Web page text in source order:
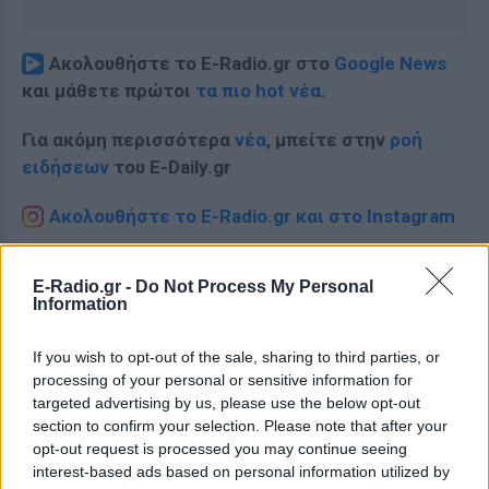
E-Radio.gr - Do Not Process My Personal
Information
If you wish to opt-out of the sale, sharing to third parties, or
processing of your personal or sensitive information for
targeted advertising by us, please use the below opt-out
section to confirm your selection. Please note that after your
opt-out request is processed you may continue seeing
interest-based ads based on personal information utilized by
Ακολουθήστε το E-Radio.gr στο Google News
και μάθετε πρώτοι τα πιο hot νέα.
Για ακόμη περισσότερα νέα, μπείτε στην ροή
ειδήσεων του E-Daily.gr
Ακολουθήστε το E-Radio.gr και στο Instagram